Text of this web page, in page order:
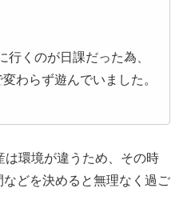
行くのが日課だった為、
わらず遊んでいました。
は環境が違うため、その時
どを決めると無理なく過ご